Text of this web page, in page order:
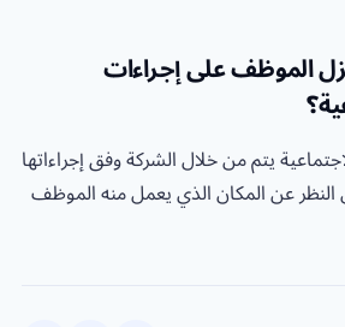
الموظف على إجراءات
يتم من خلال الشركة وفق إجراءاتها
النظر عن المكان الذي يعمل منه الموظف